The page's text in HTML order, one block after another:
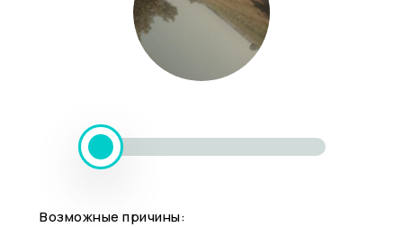
Возможные причины: